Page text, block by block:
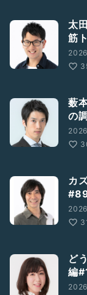
太
筋
薮
の
カ
ど
編